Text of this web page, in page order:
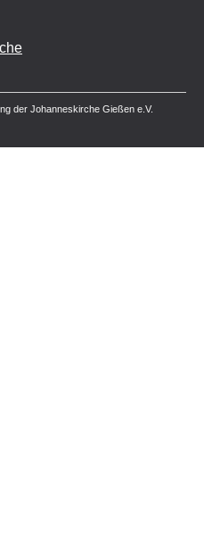
der Johanneskirche Gießen e.V.